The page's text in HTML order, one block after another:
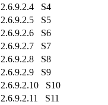
2.6.9.2.4 S4
2.6.9.2.5 S5
2.6.9.2.6 S6
2.6.9.2.7 S7
2.6.9.2.8 S8
2.6.9.2.9 S9
2.6.9.2.10 S10
2.6.9.2.11 S11